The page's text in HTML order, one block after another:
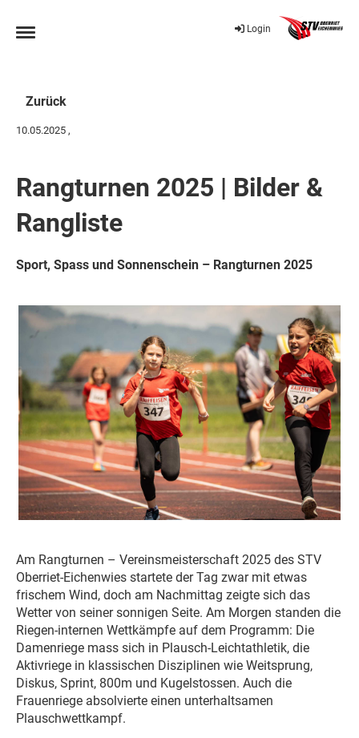
Login
Zurück
10.05.2025 ,
Rangturnen 2025 | Bilder &
Rangliste
Sport, Spass und Sonnenschein – Rangturnen 2025
Am Rangturnen – Vereinsmeisterschaft 2025 des STV
Oberriet-Eichenwies startete der Tag zwar mit etwas
frischem Wind, doch am Nachmittag zeigte sich das
Wetter von seiner sonnigen Seite. Am Morgen standen die
Riegen-internen Wettkämpfe auf dem Programm: Die
Damenriege mass sich in Plausch-Leichtathletik, die
Aktivriege in klassischen Disziplinen wie Weitsprung,
Diskus, Sprint, 800m und Kugelstossen. Auch die
Frauenriege absolvierte einen unterhaltsamen
Plauschwettkampf.